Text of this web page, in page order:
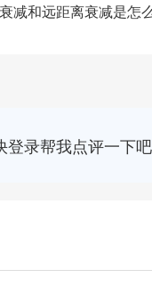
减和远距离衰减是怎
录帮我点评一下吧